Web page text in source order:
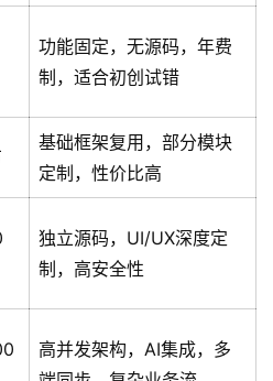
功能固定，无源码，年费
制，适合初创试错
基础框架复用，部分模块
定制，性价比高
独立源码，UI/UX深度定
制，高安全性
高并发架构，AI集成，多